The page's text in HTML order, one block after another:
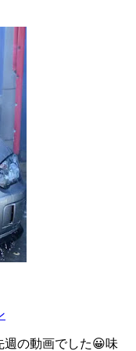
週の動画でした😀味